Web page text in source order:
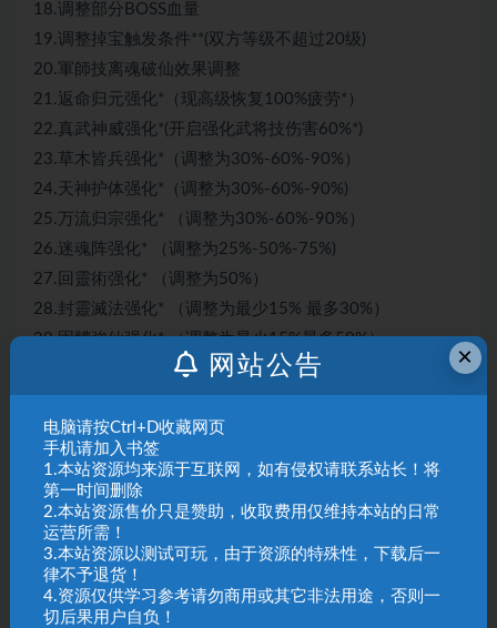
18.调整部分BOSS血量
19.调整掉宝触发条件**(双方等级不超过20级)
20.軍師技离魂破仙效果调整
21.返命归元强化*（现高级恢复100%疲劳*）
22.真武神威强化*(开启强化武将技伤害60%*)
23.草木皆兵强化*（调整为30%-60%-90%）
24.天神护体强化*（调整为30%-60%-90%)
25.万流归宗强化* （调整为30%-60%-90%）
26.迷魂阵强化* （调整为25%-50%-75%)
27.回靈術强化* （调整为50%）
28.封靈滅法强化* （调整为最少15% 最多30%）
29.固體強仙强化* （调整为最少15%最多50%）
30.增加体力和技力强化*（高级+100%）
31.恢复体力强化* （高级+90*）
32.恢复技力强化* （高级+80*）
33.上调10%爆率*（现为90%！！！）
声明：本站资源来自会员发布以及互联网公开收集，不代表本站
立场，仅限学习交流使用，请遵循相关法律法规，请在下载后24
小时内删除。 如有侵权争议、不妥之处请联系本站删除处理！ 请
用户仔细辨认内容的真实性，避免上当受骗！
×
网站公告
电脑请按Ctrl+D收藏网页
手机请加入书签
1.本站资源均来源于互联网，如有侵权请联系站长！将
第一时间删除
2.本站资源售价只是赞助，收取费用仅维持本站的日常
运营所需！
3.本站资源以测试可玩，由于资源的特殊性，下载后一
律不予退货！
4.资源仅供学习参考请勿商用或其它非法用途，否则一
切后果用户自负！